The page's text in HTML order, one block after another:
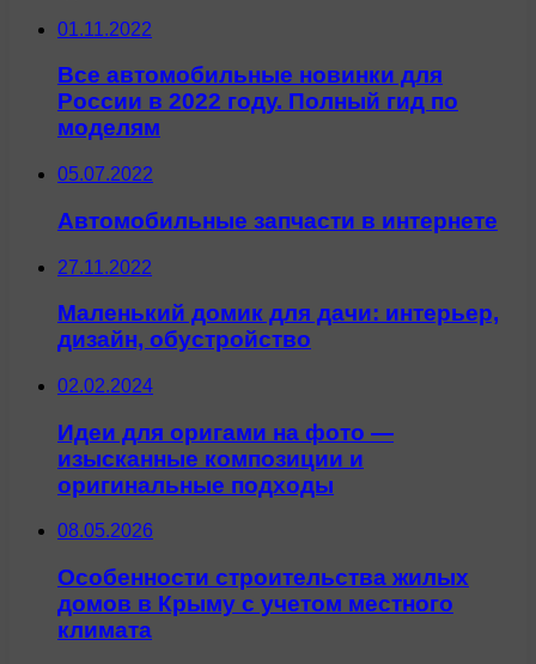
01.11.2022
Все автомобильные новинки для
России в 2022 году. Полный гид по
моделям
05.07.2022
Автомобильные запчасти в интернете
27.11.2022
Маленький домик для дачи: интерьер,
дизайн, обустройство
02.02.2024
Идеи для оригами на фото —
изысканные композиции и
оригинальные подходы
08.05.2026
Особенности строительства жилых
домов в Крыму с учетом местного
климата